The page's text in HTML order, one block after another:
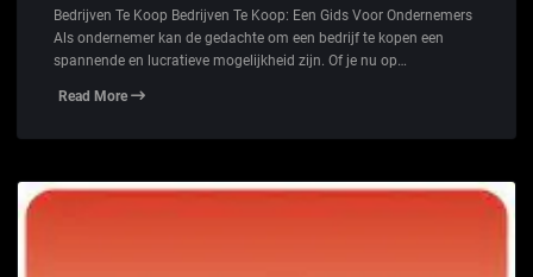
Bedrijven Te Koop Bedrijven Te Koop: Een Gids Voor Ondernemers
Als ondernemer kan de gedachte om een bedrijf te kopen een
spannende en lucratieve mogelijkheid zijn. Of je nu op…
Read More